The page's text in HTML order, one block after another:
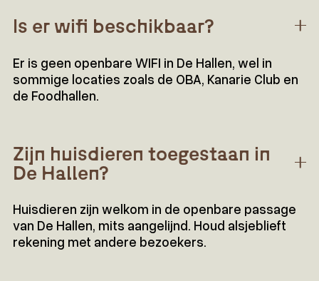
Is er wifi beschikbaar?
Er is geen openbare WIFI in De Hallen, wel in
sommige locaties zoals de OBA, Kanarie Club en
de Foodhallen.
Zijn huisdieren toegestaan in
De Hallen?
Huisdieren zijn welkom in de openbare passage
van De Hallen, mits aangelijnd. Houd alsjeblieft
rekening met andere bezoekers.